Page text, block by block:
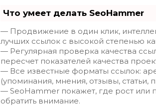
Что умеет делать SeoHammer
— Продвижение в один клик,
лучших ссылок с высокой степенью
— Регулярная проверка качества
пересчет показателей качества
— Все известные форматы ссылок:
(упоминания, мнения, отзывы, статьи,
— SeoHammer покажет, где рост или
обратить внимание.